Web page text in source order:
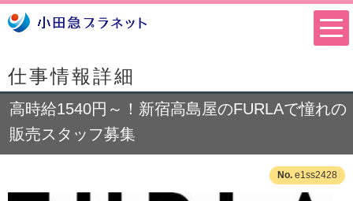
仕事情報詳細
高時給1540円～！新宿高島屋のFURLAで憧れの
販売スタッフ募集
e1ss2428